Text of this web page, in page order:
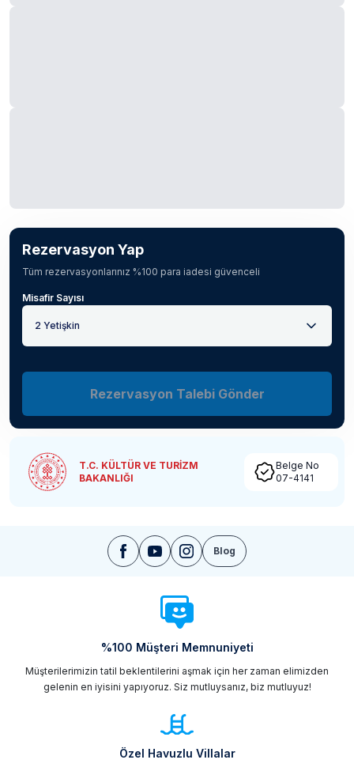
Rezervasyon Yap
Tüm rezervasyonlarınız %100 para iadesi güvenceli
Misafir Sayısı
2 Yetişkin
Rezervasyon Talebi Gönder
T.C. KÜLTÜR VE TURİZM
BAKANLIĞI
Belge No
07-4141
Blog
%100 Müşteri Memnuniyeti
Müşterilerimizin tatil beklentilerini aşmak için her zaman elimizden
gelenin en iyisini yapıyoruz. Siz mutluysanız, biz mutluyuz!
Özel Havuzlu Villalar